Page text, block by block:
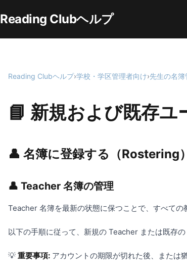
Reading Clubヘルプ
Reading Clubヘルプ›学校・学区管理者向け›先生の名簿
📘 新規および既存ユ
👤 名簿に登録する（Rostering）
👤 Teacher 名簿の管理
Teacher 名簿を最新の状態に保つことで、すべて
以下の手順に従って、新規の Teacher または既存
💡 重要事項: アカウントの期限が切れた後、または